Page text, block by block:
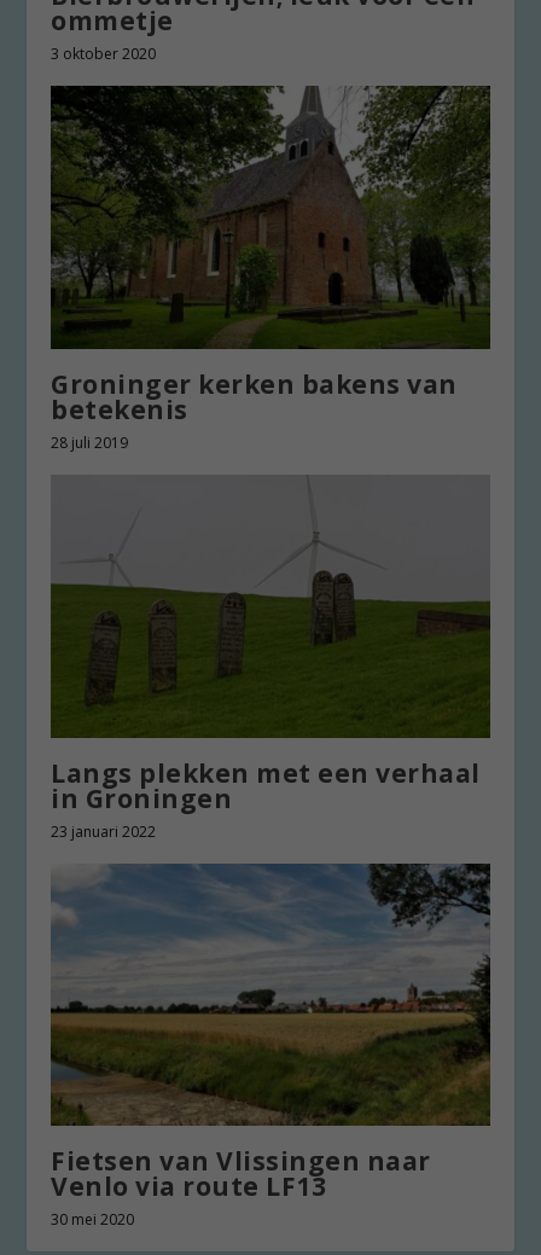
ommetje
3 oktober 2020
Groninger kerken bakens van
betekenis
28 juli 2019
Langs plekken met een verhaal
in Groningen
23 januari 2022
Fietsen van Vlissingen naar
Venlo via route LF13
30 mei 2020